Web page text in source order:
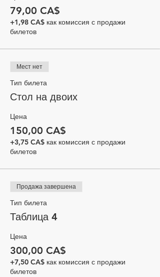
79,00 CA$
+1,98 CA$ как комиссия с продажи
билетов
Мест нет
Тип билета
Стол на двоих
Цена
150,00 CA$
+3,75 CA$ как комиссия с продажи
билетов
Продажа завершена
Тип билета
Таблица 4
Цена
300,00 CA$
+7,50 CA$ как комиссия с продажи
билетов